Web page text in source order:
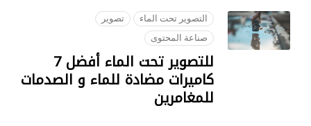
التصوير تحت الماء
تصوير
صناعة المحتوى
للتصوير تحت الماء أفضل 7
كاميرات مضادة للماء و الصدمات
للمغامرين